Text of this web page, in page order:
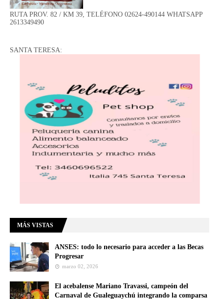
RUTA PROV. 82 / KM 39, TELÉFONO 02624-490144 WHATSAPP
2613349490
SANTA TERESA:
MÁS VISTAS
ANSES: todo lo necesario para acceder a las Becas
Progresar
marzo 02, 2026
El acebalense Mariano Travassi, campeón del
Carnaval de Gualeguaychú integrando la comparsa